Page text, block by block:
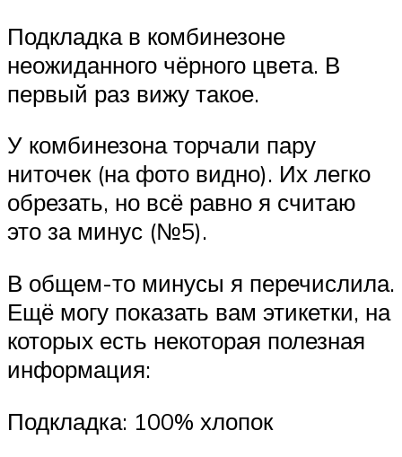
Подкладка в комбинезоне
неожиданного чёрного цвета. В
первый раз вижу такое.
У комбинезона торчали пару
ниточек (на фото видно). Их легко
обрезать, но всё равно я считаю
это за минус (№5).
В общем-то минусы я перечислила.
Ещё могу показать вам этикетки, на
которых есть некоторая полезная
информация:
Подкладка: 100% хлопок